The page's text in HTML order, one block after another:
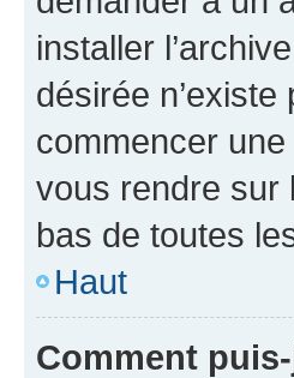
installer
désirée
commencer
vous rendre sur
bas de toutes
Haut
Comment